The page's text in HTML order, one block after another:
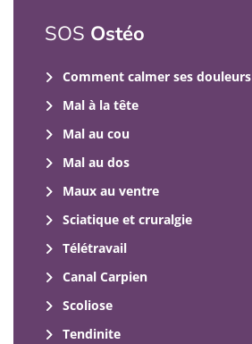
SOS Ostéo
Comment calmer ses douleurs
Mal à la tête
Mal au cou
Mal au dos
Maux au ventre
Sciatique et cruralgie
Télétravail
Canal Carpien
Scoliose
Tendinite